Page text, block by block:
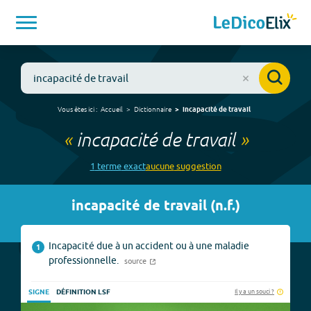
Vous êtes ici : Accueil Dictionnaire incapacité de travail
« incapacité de travail»
1 termeexactaucunesuggestion
incapacité de travail(n.f.)
1
Incapacité due à un accident ou à une maladie
professionnelle.
source
SIGNE DÉFINITION LSF Il y a un souci ?